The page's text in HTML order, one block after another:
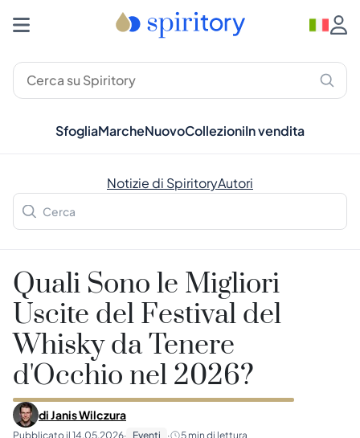
SfogliaMarcheNuovoCollezioniIn vendita
Notizie di SpiritoryAutori
Quali Sono le Migliori
Uscite del Festival del
Whisky da Tenere
d'Occhio nel 2026?
diJanis Wilczura
Pubblicato il 14.05.2026· Eventi · 5 min di lettura